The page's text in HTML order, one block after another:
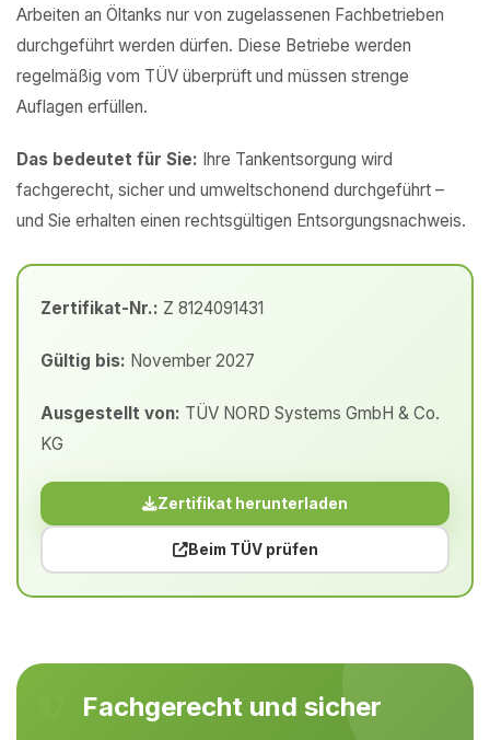
Arbeiten an Öltanks nur von zugelassenen Fachbetrieben
durchgeführt werden dürfen. Diese Betriebe werden
regelmäßig vom TÜV überprüft und müssen strenge
Auflagen erfüllen.
Das bedeutet für Sie: Ihre Tankentsorgung wird
fachgerecht, sicher und umweltschonend durchgeführt –
und Sie erhalten einen rechtsgültigen Entsorgungsnachweis.
Zertifikat-Nr.: Z 8124091431
Gültig bis: November 2027
Ausgestellt von: TÜV NORD Systems GmbH & Co.
KG
Zertifikat herunterladen
Beim TÜV prüfen
Fachgerecht und sicher